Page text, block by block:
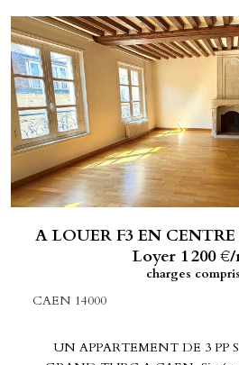
A LOUER F3 EN
Loyer 1 200
charges
CAEN 14000
UN APPARTEMENT DE 3 PP